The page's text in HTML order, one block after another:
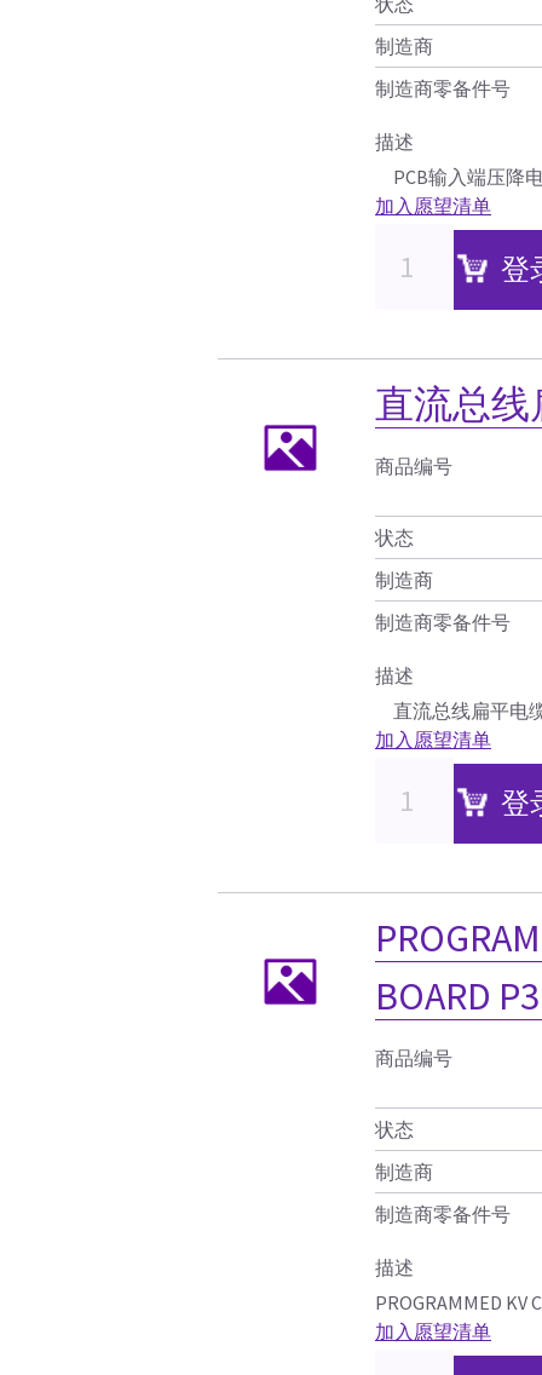
制造商
制造商零备件号
描述
PCB输入端压降
加入愿望清单
登
直流总
商品编号
状态
制造商
制造商零备件号
描述
直流总线扁平电
加入愿望清单
登
BOARD
商品编号
状态
制造商
制造商零备件号
描述
PROGRAMMED KV
加入愿望清单